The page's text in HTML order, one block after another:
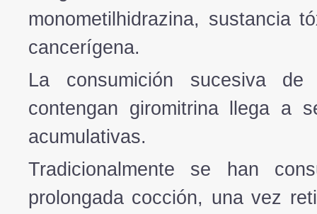
monometilhidrazina, sustancia
cancerígena.
La consumición sucesiva
contengan giromitrina llega a
acumulativas.
Tradicionalmente se han
prolongada cocción, una vez